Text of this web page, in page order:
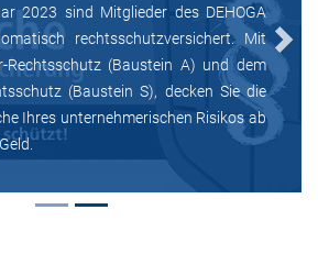
2023 sind Mitglieder des DEHOGA
rechtsschutzversichert. Mit
Rechtsschutz (Baustein A) und dem
(Baustein S), decken Sie die
Ihres unternehmerischen Risikos ab
Next